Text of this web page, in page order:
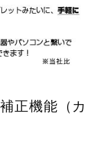
正機能（カ